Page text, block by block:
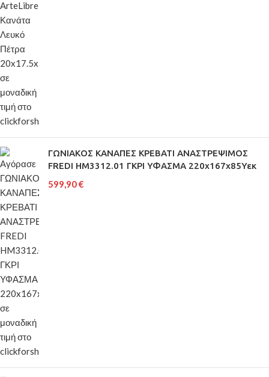
ΓΩΝΙΑΚΟΣ ΚΑΝΑΠΕΣ ΚΡΕΒΑΤΙ ΑΝΑΣΤΡΕΨΙΜΟΣ
FREDI HM3312.01 ΓΚΡΙ ΥΦΑΣΜΑ 220x167x85Υεκ
599,90€